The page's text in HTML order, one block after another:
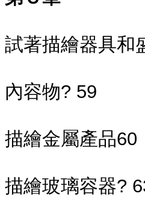
試著描繪器具和
內容物? 59
描繪金屬產品60
描繪玻璃容器?